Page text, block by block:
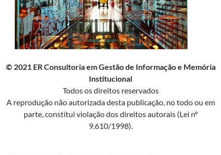
© 2021 ER Consultoria em Gestão de Informação e Memória
Institucional
Todos os direitos reservados
A reprodução não autorizada desta publicação, no todo ou em
parte, constitui violação dos direitos autorais (Lei nº
9.610/1998).